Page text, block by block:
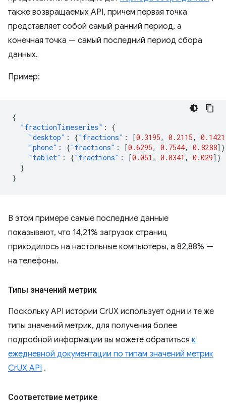
также возвращаемых API, причем первая точка
представляет собой самый ранний период, а
конечная точка — самый последний период сбора
данных.
Пример:
{
"fractionTimeseries" :
{
"desktop" : {"fractions" : [0.3195, 0.2115, 0.1421
"phone" : {"fractions" : [0.6295, 0.7544, 0.8288
"tablet" : {"fractions" : [0.051 , 0.0341 , 0.029]}
}
}
В этом примере самые последние данные
показывают, что 14,21% загрузок страниц
приходилось на настольные компьютеры, а 82,88% —
на телефоны.
Типы значений метрик
Поскольку API истории CrUX использует одни и те же
типы значений метрик, для получения более
подробной информации вы можете обратиться к
ежедневной документации по типам значений метрик
CrUX API .
Соответствие метрике